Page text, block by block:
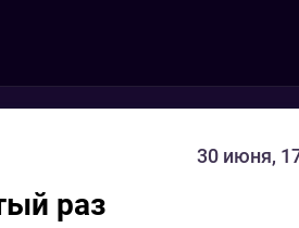
30 июня,
раз